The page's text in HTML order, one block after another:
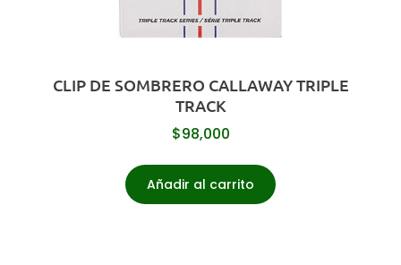
CLIP DE SOMBRERO CALLAWAY TRIPLE
TRACK
$98,000
Añadir al carrito